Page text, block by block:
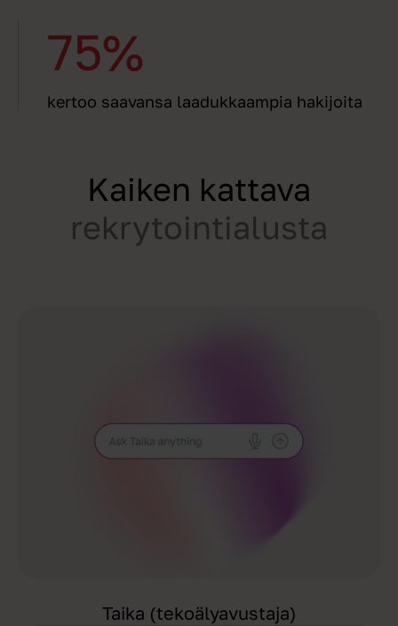
75%
kertoo saavansa laadukkaampia hakijoita
Kaiken kattava
rekrytointialusta
Taika (tekoälyavustaja)